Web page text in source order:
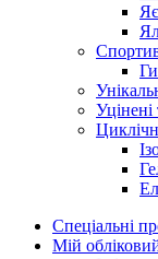
Уцінені
Спеціальні
Мій